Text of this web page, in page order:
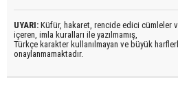
UYARI: Küfür, hakaret, rencide edici cümleler
içeren, imla kuralları ile yazılmamış,
Türkçe karakter kullanılmayan ve büyük
onaylanmamaktadır.